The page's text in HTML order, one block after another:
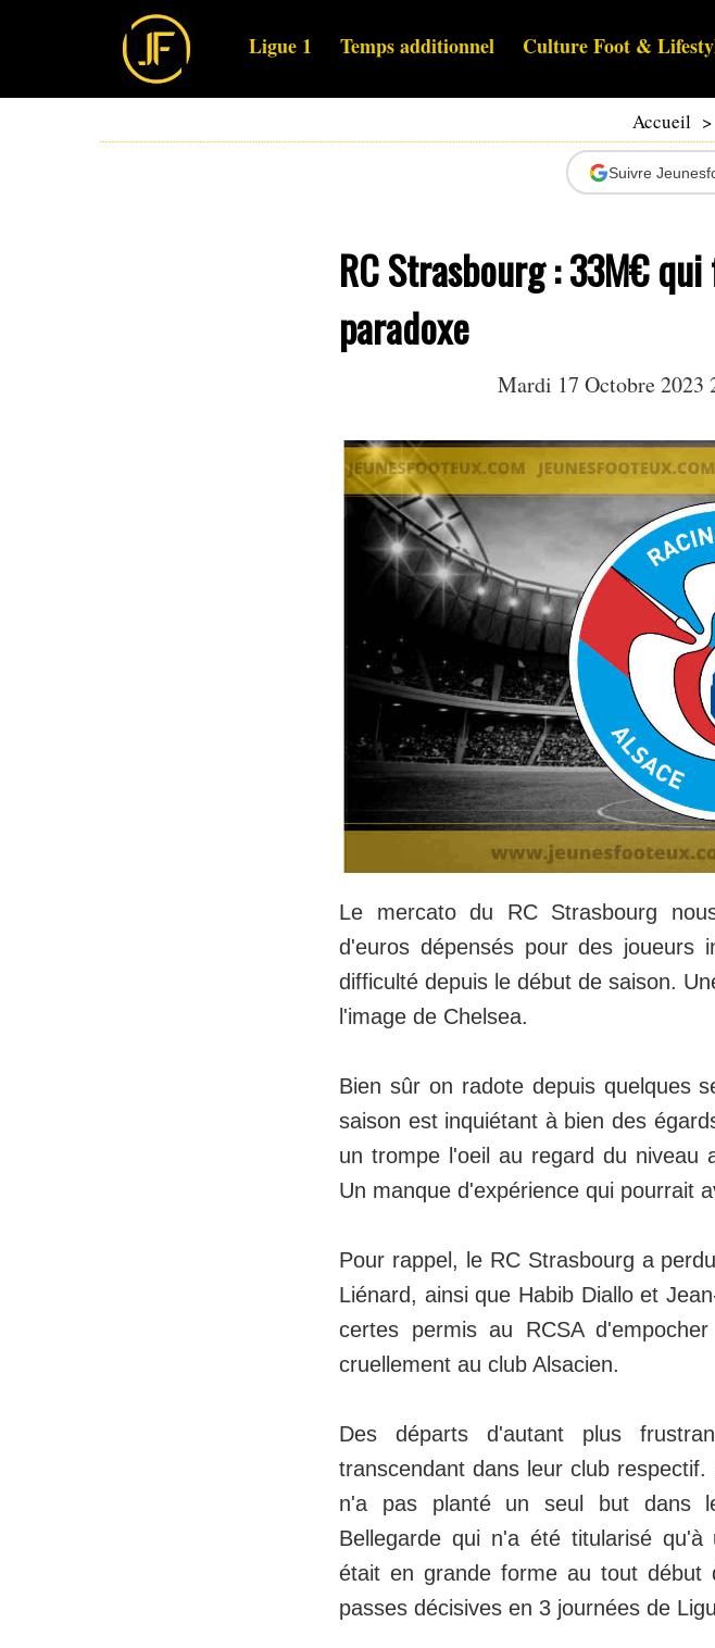
Ligue 1 Temps additionnel Culture Foot &
Accueil >
Suivre
RC Strasbourg : 33M€
paradoxe
Mardi 17 Octobre 2023
Le mercato du RC Strasbourg
d'euros dépensés pour des joueurs
difficulté depuis le début de saison.
l'image de Chelsea.
Bien sûr on radote depuis quelques
saison est inquiétant à bien des
un trompe l'oeil au regard du niveau
Un manque d'expérience qui pourrait
Pour rappel, le RC Strasbourg a
Liénard, ainsi que Habib Diallo et
certes permis au RCSA
cruellement au club Alsacien.
Des départs d'autant plus
transcendant dans leur club
n'a pas planté un seul but dans
Bellegarde qui n'a été titularisé qu'à
était en grande forme au tout
passes décisives en 3 journées de